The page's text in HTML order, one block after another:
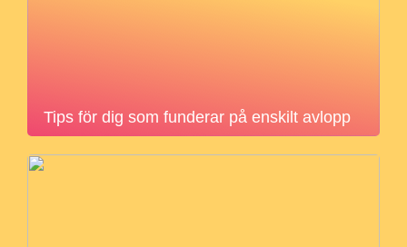
Tips för dig som funderar på enskilt avlopp